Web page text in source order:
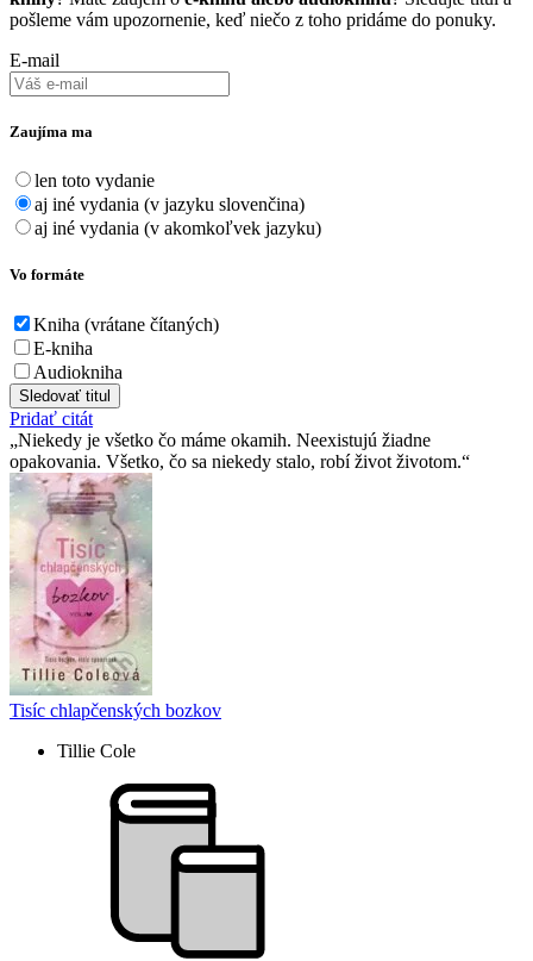
pošleme vám upozornenie, keď niečo z toho pridáme do ponuky.
E-mail
Zaujíma ma
len toto vydanie
aj iné vydania (v jazyku slovenčina)
aj iné vydania (v akomkoľvek jazyku)
Vo formáte
Kniha (vrátane čítaných)
E-kniha
Audiokniha
Sledovať titul
Pridať citát
Niekedy je všetko čo máme okamih. Neexistujú žiadne
opakovania. Všetko, čo sa niekedy stalo, robí život životom.
Tisíc chlapčenských bozkov
Tillie Cole